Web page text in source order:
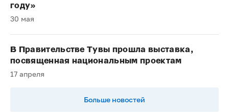
году»
30 мая
В Правительстве Тувы прошла выставка,
посвященная национальным проектам
17 апреля
Больше новостей